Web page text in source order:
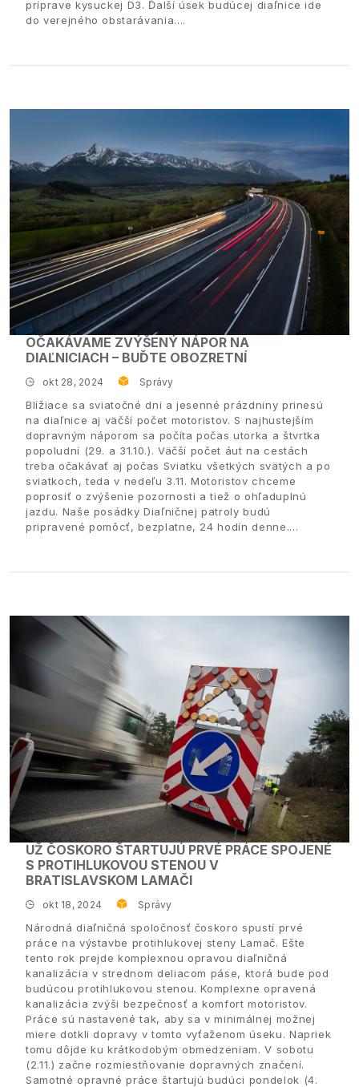
príprave kysuckej D3. Ďalší úsek budúcej diaľnice ide
do verejného obstarávania.
OČAKÁVAME ZVÝŠENÝ NÁPOR NA
DIAĽNICIACH – BUĎTE OBOZRETNÍ
okt 28, 2024 Správy
Blížiace sa sviatočné dni a jesenné prázdniny prinesú
na diaľnice aj väčší počet motoristov. S najhustejším
dopravným náporom sa počíta počas utorka a štvrtka
popoludní (29. a 31.10.). Väčší počet áut na cestách
treba očakávať aj počas Sviatku všetkých svätých a po
sviatkoch, teda v nedeľu 3.11. Motoristov chceme
poprosiť o zvýšenie pozornosti a tiež o ohľaduplnú
jazdu. Naše posádky Diaľničnej patroly budú
pripravené pomôcť, bezplatne, 24 hodín denne.
UŽ ČOSKORO ŠTARTUJÚ PRVÉ PRÁCE SPOJENÉ
S PROTIHLUKOVOU STENOU V
BRATISLAVSKOM LAMAČI
okt 18, 2024 Správy
Národná diaľničná spoločnosť čoskoro spustí prvé
práce na výstavbe protihlukovej steny Lamač. Ešte
tento rok prejde komplexnou opravou diaľničná
kanalizácia v strednom deliacom páse, ktorá bude pod
budúcou protihlukovou stenou. Komplexne opravená
kanalizácia zvýši bezpečnosť a komfort motoristov.
Práce sú nastavené tak, aby sa v minimálnej možnej
miere dotkli dopravy v tomto vyťaženom úseku. Napriek
tomu dôjde ku krátkodobým obmedzeniam. V sobotu
(2.11.) začne rozmiestňovanie dopravných značení.
Samotné opravné práce štartujú budúci pondelok (4.